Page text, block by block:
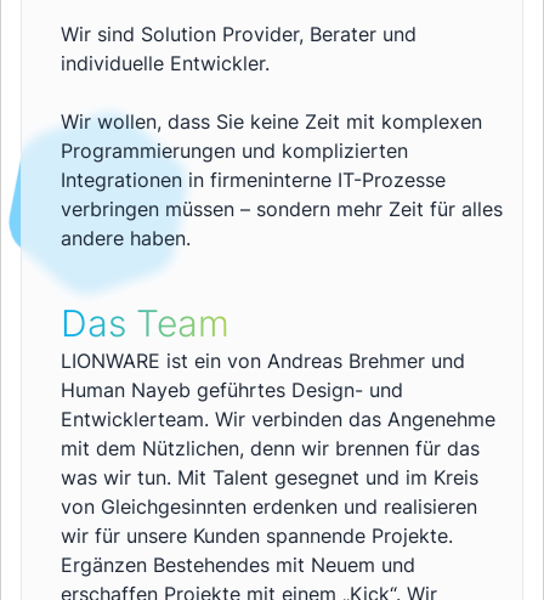
Wir sind Solution Provider, Berater und
individuelle Entwickler.
Wir wollen, dass Sie keine Zeit mit komplexen
Programmierungen und komplizierten
Integrationen in firmeninterne IT-Prozesse
verbringen müssen – sondern mehr Zeit für alles
andere haben.
Das Team
LIONWARE ist ein von Andreas Brehmer und
Human Nayeb geführtes Design- und
Entwicklerteam. Wir verbinden das Angenehme
mit dem Nützlichen, denn wir brennen für das
was wir tun. Mit Talent gesegnet und im Kreis
von Gleichgesinnten erdenken und realisieren
wir für unsere Kunden spannende Projekte.
Ergänzen Bestehendes mit Neuem und
erschaffen Projekte mit einem „Kick“. Wir